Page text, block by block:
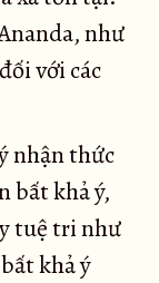
như
với các
nhận thức
bất khả ý,
tuệ tri như
khả ý